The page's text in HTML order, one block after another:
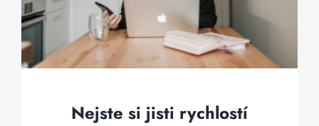
Nejste si jisti rychlostí